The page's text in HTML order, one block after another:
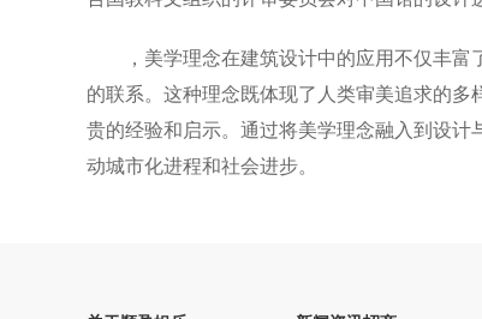
，美学理念在建筑设计中的应用不仅丰
的联系。这种理念既体现了人类审美追求的
贵的经验和启示。通过将美学理念融入到设
动城市化进程和社会进步。